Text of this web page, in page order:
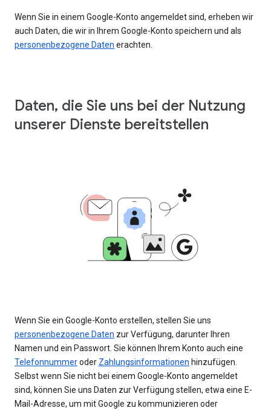
Wenn Sie in einem Google-Konto angemeldet sind, erheben wir
auch Daten, die wir in Ihrem Google-Konto speichern und als
personenbezogene Daten erachten.
Daten, die Sie uns bei der Nutzung
unserer Dienste bereitstellen
Wenn Sie ein Google-Konto erstellen, stellen Sie uns
personenbezogene Daten zur Verfügung, darunter Ihren
Namen und ein Passwort. Sie können Ihrem Konto auch eine
Telefonnummeroder Zahlungsinformationen hinzufügen.
Selbst wenn Sie nicht bei einem Google-Konto angemeldet
sind, können Sie uns Daten zur Verfügung stellen, etwa eine E-
Mail-Adresse, um mit Google zu kommunizieren oder